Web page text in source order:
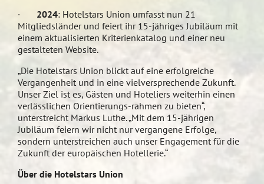
· 2024: Hotelstars Union umfasst nun 21
Mitgliedsländer und feiert ihr 15-jähriges Jubiläum mit
einem aktualisierten Kriterienkatalog und einer neu
gestalteten Website.
„Die Hotelstars Union blickt auf eine erfolgreiche
Vergangenheit und in eine vielversprechende Zukunft.
Unser Ziel ist es, Gästen und Hoteliers weiterhin einen
verlässlichen Orientierungs-rahmen zu bieten“,
unterstreicht Markus Luthe. „Mit dem 15-jährigen
Jubiläum feiern wir nicht nur vergangene Erfolge,
sondern unterstreichen auch unser Engagement für die
Zukunft der europäischen Hotellerie.“
Über die Hotelstars Union